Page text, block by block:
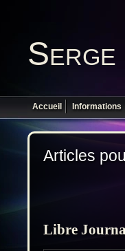
Serge
Accueil Informations
Articles
Libre